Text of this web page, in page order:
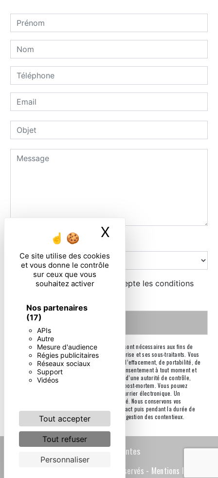
Ce site utilise des cookies
et vous donne le contrôle
sur ceux que vous
souhaitez activer
Nos partenaires
(17)
APIs
Autre
Mesure d'audience
Régies publicitaires
Réseaux sociaux
Support
Vidéos
Tout accepter
Tout refuser
Personnaliser
X
Combien font dix plus dix
En cochant cette case, j'accepte les conditions
** Les données personnelles communiquées sont nécessaires aux fins de
vous contacter. Elles sont destinées à l'entreprise et ses sous-traitants. Vous
disposez de droits d’accès, de rectification, d’effacement, de portabilité, de
limitation, d’opposition, de retrait de votre consentement à tout moment et
du droit d’introduire une réclamation auprès d’une autorité de contrôle,
ainsi que d’organiser le sort de vos données post-mortem. Vous pouvez
exercer ces droits par voie postale ou par courrier électronique. Un
justificatif d'identité pourra vous être demandé. Nous conservons vos
données pendant la période de prise de contact puis pendant la durée de
prescription légale aux fins probatoires et de gestion des contentieux.
Recherches fréquentes
- 2026 - Tous droits réservés - Mentions légales